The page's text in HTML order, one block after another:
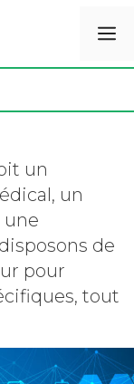
un
un
de
pour
tout